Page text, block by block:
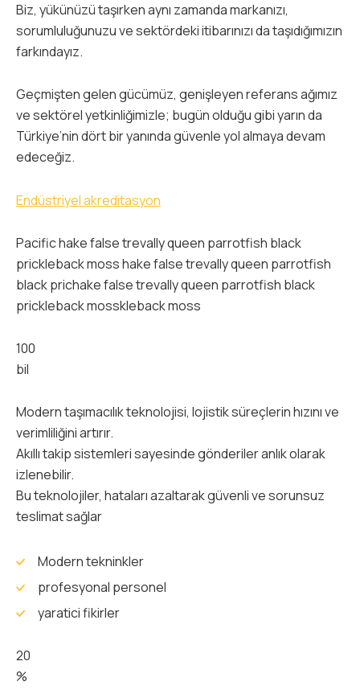
Biz, yükünüzü taşırken aynı zamanda markanızı,
sorumluluğunuzu ve sektördeki itibarınızı da taşıdığımızın
farkındayız.
Geçmişten gelen gücümüz, genişleyen referans ağımız
ve sektörel yetkinliğimizle; bugün olduğu gibi yarın da
Türkiye’nin dört bir yanında güvenle yol almaya devam
edeceğiz.
Endüstriyel akreditasyon
Pacific hake false trevally queen parrotfish black
prickleback moss hake false trevally queen parrotfish
black prichake false trevally queen parrotfish black
prickleback mosskleback moss
100
bil
Modern taşımacılık teknolojisi, lojistik süreçlerin hızını ve
verimliliğini artırır.
Akıllı takip sistemleri sayesinde gönderiler anlık olarak
izlenebilir.
Bu teknolojiler, hataları azaltarak güvenli ve sorunsuz
teslimat sağlar
Modern tekninkler
profesyonal personel
yaratici fikirler
20
%